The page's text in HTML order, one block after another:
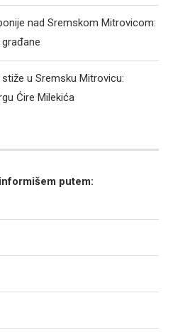
nad Sremskom Mitrovicom:
u Sremsku Mitrovicu:
Ćire Milekića
putem: